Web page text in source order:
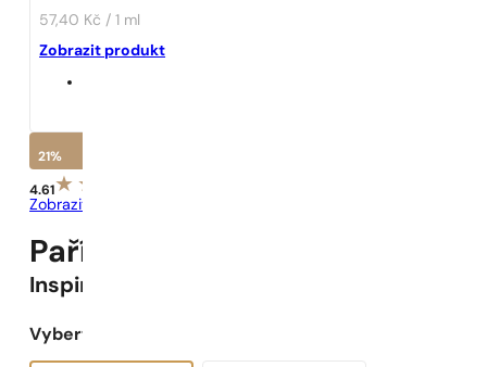
57,40 Kč / 1 ml
Zobrazit produkt
21%
4.61
Zobrazit recenze
Pařížské Parfémy N° 40 -
Inspirováno
Vyberte objem: